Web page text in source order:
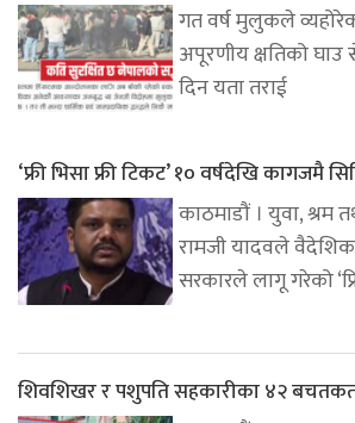
गत वर्ष मुलुकले
अपूरणीय क्षतिको
दिन यता तराई
‘फ्री भिसा फ्री टिकट’ १० वर्षदेखि कागजमै
काठमाडौं । युवा, श्रम
रामजी यादवले वैदेशिक
सरकारले लागू गरेको
शिवशिखर र पशुपति सहकारीका ४२